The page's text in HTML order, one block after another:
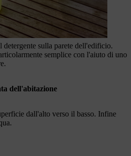
sulla parete dell'edificio.
semplice con l'aiuto di uno
dell'abitazione
dall'alto verso il basso. Infine